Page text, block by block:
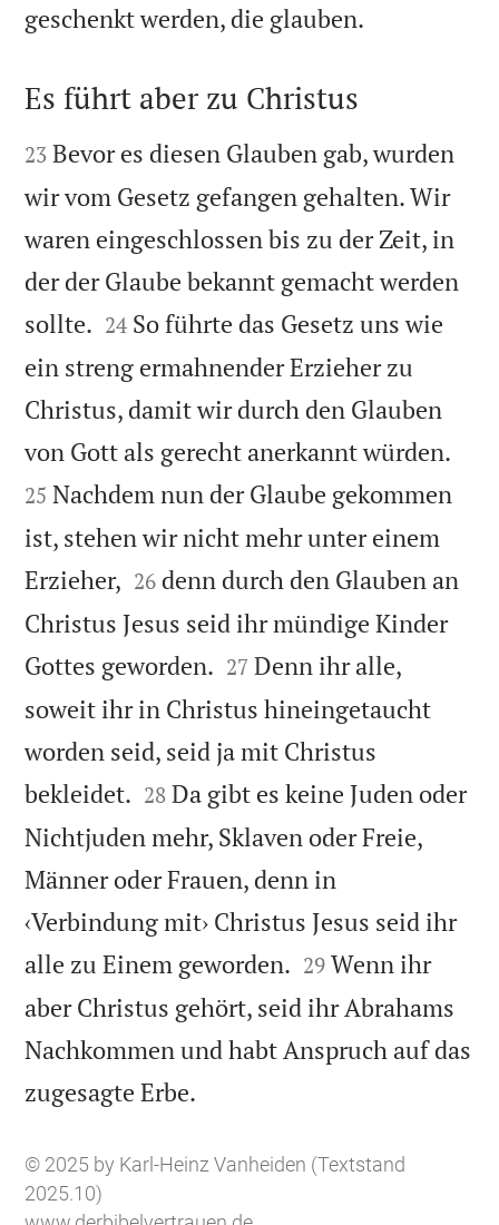
geschenkt werden, die glauben.

Es führt aber zu Christus

23 Bevor es diesen Glauben gab, wurden
wir vom Gesetz gefangen gehalten. Wir
waren eingeschlossen bis zu der Zeit, in
der der Glaube bekannt gemacht werden
sollte. 

24 So führte das Gesetz uns wie
ein streng ermahnender Erzieher zu
Christus, damit wir durch den Glauben
von Gott als gerecht anerkannt würden.
25 Nachdem nun der Glaube gekommen
ist, stehen wir nicht mehr unter einem
Erzieher, 

26 denn durch den Glauben an
Christus Jesus seid ihr mündige Kinder
Gottes geworden. 

27 Denn ihr alle,
soweit ihr in Christus hineingetaucht
worden seid, seid ja mit Christus
bekleidet. 

28 Da gibt es keine Juden oder
Nichtjuden mehr, Sklaven oder Freie,
Männer oder Frauen, denn in
‹Verbindung mit› Christus Jesus seid ihr
alle zu Einem geworden. 

29 Wenn ihr
aber Christus gehört, seid ihr Abrahams
Nachkommen und habt Anspruch auf das
zugesagte Erbe.
© 2025 by Karl-Heinz Vanheiden (Textstand
2025.10)